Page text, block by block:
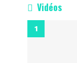
Vidéos